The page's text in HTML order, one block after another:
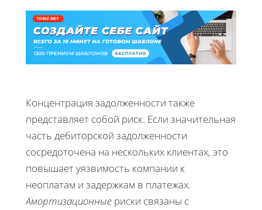
Концентрация задолженности также
представляет собой риск. Если значительная
часть дебиторской задолженности
сосредоточена на нескольких клиентах, это
повышает уязвимость компании к
неоплатам и задержкам в платежах.
Амортизационные риски связаны с